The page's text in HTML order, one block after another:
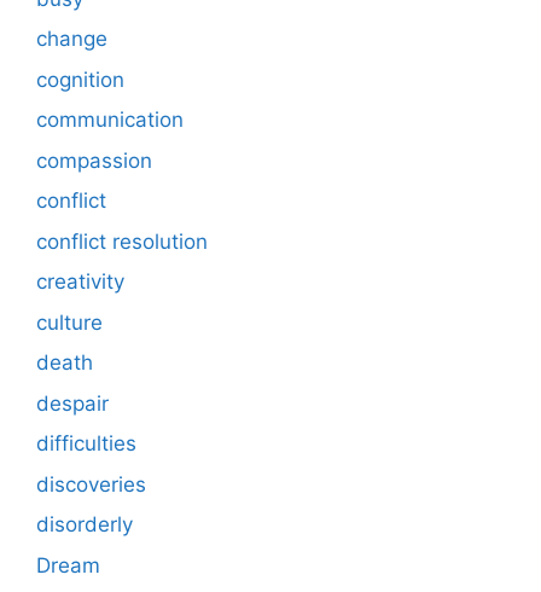
change
cognition
communication
compassion
conflict
conflict resolution
creativity
culture
death
despair
difficulties
discoveries
disorderly
Dream